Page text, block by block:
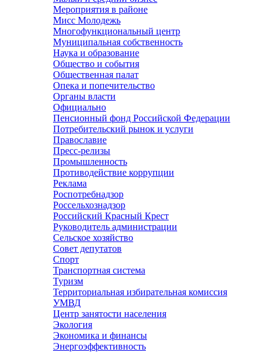
Мероприятия в районе
Мисс Молодежь
Многофункциональный центр
Муниципальная собственность
Наука и образование
Общество и события
Общественная палат
Опека и попечительство
Органы власти
Официально
Пенсионный фонд Российской Федерации
Потребительский рынок и услуги
Православие
Пресс-релизы
Промышленность
Противодействие коррупции
Реклама
Роспотребнадзор
Россельхознадзор
Российский Красный Крест
Руководитель администрации
Сельское хозяйство
Совет депутатов
Спорт
Транспортная система
Туризм
Территориальная избирательная комиссия
УМВД
Центр занятости населения
Экология
Экономика и финансы
Энергоэффективность